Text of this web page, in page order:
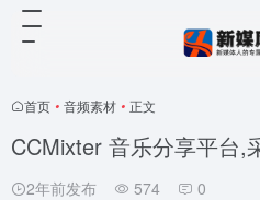
首页 • 音频素材 • 正文
CCMixter 音乐分享平台,
2年前发布 574 0